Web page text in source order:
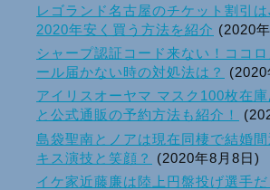
レゴランド名古屋のチケット割引
2020年安く買う方法を紹介 (2020
シャープ認証コード来ない！ココ
ール届かない時の対処法は？
アイリスオーヤマ マスク100枚在
と公式通販の予約方法も紹介！
島袋聖南とノアは現在同棲で結婚
キス演技と笑顔？
(2020年8月8日)
イケ家近藤廉は陸上円盤投げ選手